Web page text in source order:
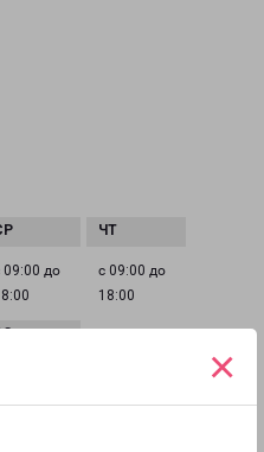
×
09:00 до
с 09:00 до
18:00